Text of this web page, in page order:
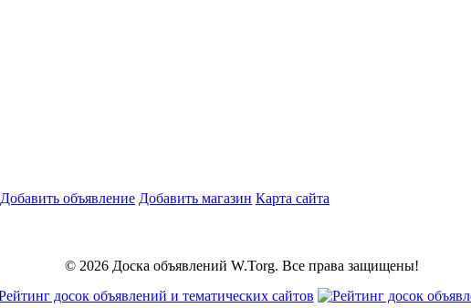
Добавить объявление Добавить магазин Карта сайта
© 2026 Доска объявлений W.Torg. Все права защищены!